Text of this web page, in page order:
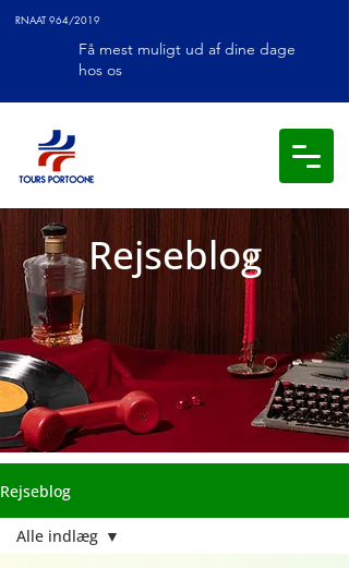
RNAAT 964/2019
Få mest muligt ud af dine dage
hos os
Rejseblog
Rejseblog
Alle indlæg